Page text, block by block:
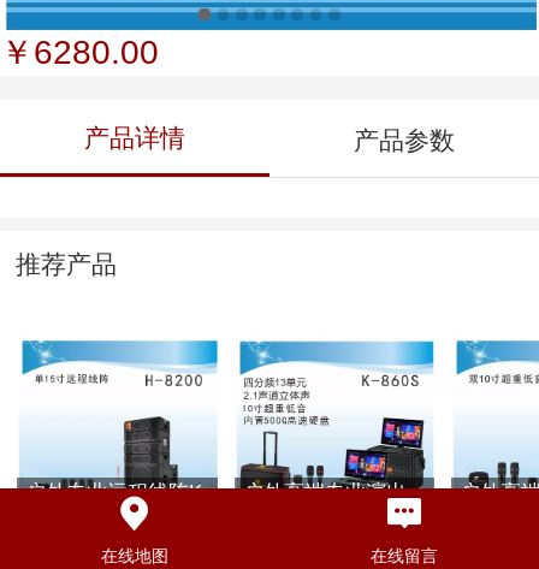
￥6280.00
产品详情 产品参数
推荐产品
户外专业远程线阵K
歌演出音响H-8200
户外高端专业演出
音响四分频K歌直播
视频音响K-860S
户外高
在线地图 在线留言